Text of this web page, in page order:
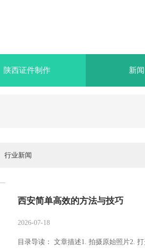
陕西证件制作 新
行业新闻
西安简单高效的方法与技巧
2026-07-18
目录导读： 文章描述1. 拍摄原始照片2.